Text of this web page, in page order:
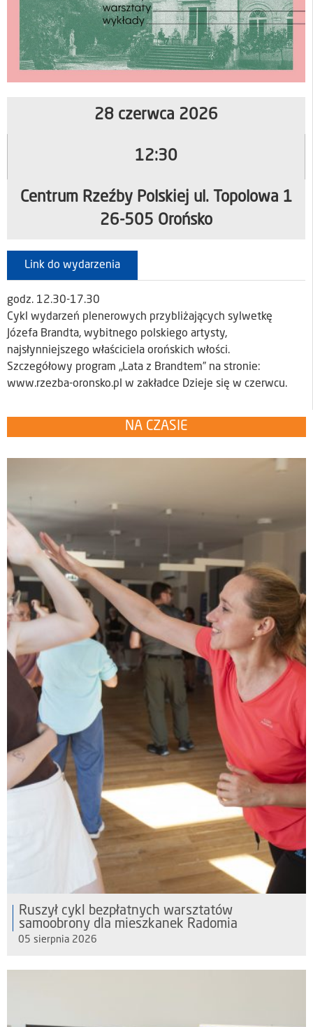
28 czerwca 2026
12:30
Centrum Rzeźby Polskiej ul. Topolowa 1
26-505 Orońsko
Link do wydarzenia
godz. 12.30-17.30
Cykl wydarzeń plenerowych przybliżających sylwetkę
Józefa Brandta, wybitnego polskiego artysty,
najsłynniejszego właściciela orońskich włości.
Szczegółowy program „Lata z Brandtem” na stronie:
www.rzezba-oronsko.pl w zakładce Dzieje się w czerwcu.
NA CZASIE
Ruszył cykl bezpłatnych warsztatów
samoobrony dla mieszkanek Radomia
05 sierpnia 2026